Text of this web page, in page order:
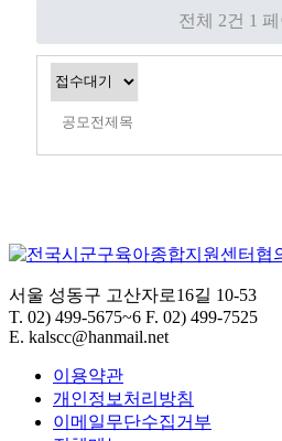
전체 2건 1 페
서울 성동구 고산자로16길 10-53
T. 02) 499-5675~6 F. 02) 499-7525
E. kalscc@hanmail.net
이용약관
개인정보처리방침
이메일무단수집거부